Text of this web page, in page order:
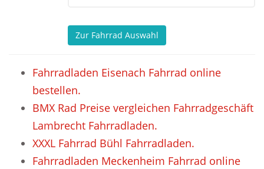
Zur Fahrrad Auswahl
Fahrradladen Eisenach Fahrrad online
bestellen.
BMX Rad Preise vergleichen Fahrradgeschäft
Lambrecht Fahrradladen.
XXXL Fahrrad Bühl Fahrradladen.
Fahrradladen Meckenheim Fahrrad online